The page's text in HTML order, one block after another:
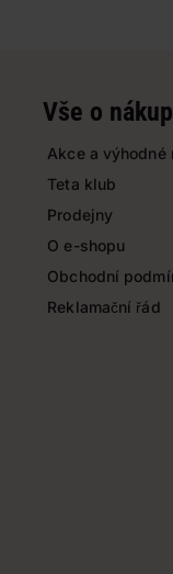
Vše o
Akce a výhodné
Teta klub
Prodejny
O e-shopu
Obchodní
Reklamační řád